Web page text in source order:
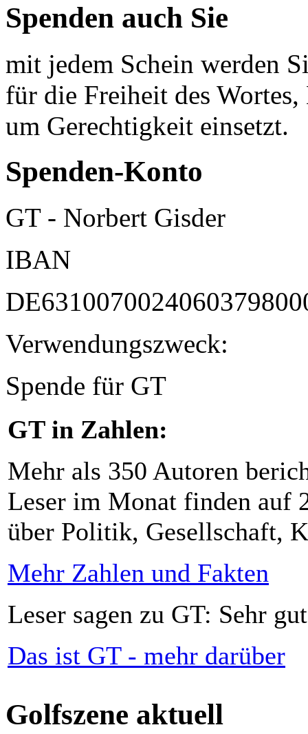
Spenden auch Sie
mit jedem Schein werden
für die Freiheit des
um Gerechtigkeit einsetzt.
Spenden-Konto
GT - Norbert Gisder
IBAN
Verwendungszweck:
Spende für GT
GT in Zahlen:
Mehr als 350 Autoren
Leser im Monat finden auf
über Politik, Gesellschaft,
Mehr Zahlen und Fakten
Leser sagen zu GT: Sehr
Das ist GT - mehr darüber
Golfszene aktuell